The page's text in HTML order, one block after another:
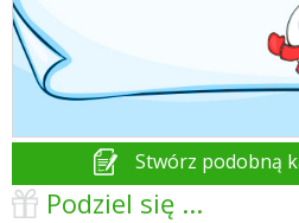
Stwórz podobną
Podziel się ...